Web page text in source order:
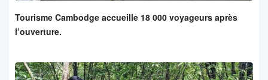
Tourisme Cambodge accueille 18 000 voyageurs après
l’ouverture.